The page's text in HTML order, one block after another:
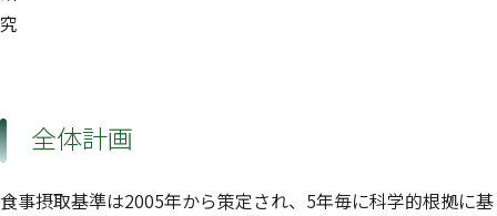
究
全体計画
食事摂取基準は2005年から策定され、5年毎に科学的根拠に基